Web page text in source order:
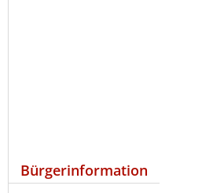
Bürgerinformation